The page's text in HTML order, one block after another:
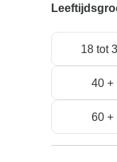
18 tot
40 +
60 +